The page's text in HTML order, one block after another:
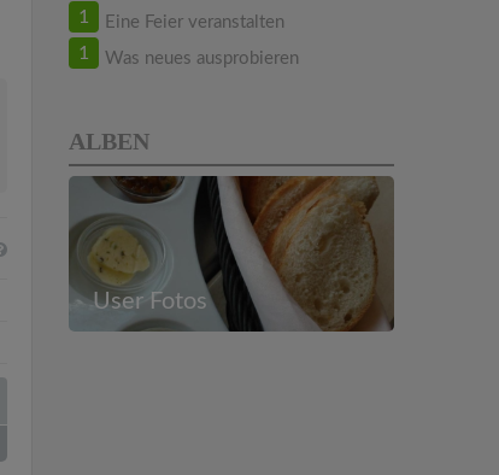
1 Eine Feier veranstalten
1 Was neues ausprobieren
ALBEN
User Fotos